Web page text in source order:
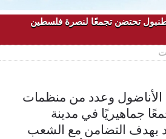
تحتضن تجمعًا لنصرة فلسطين
وعدد من منظمات
جماهيريًا في مدينة
بهدف التضامن مع الشعب